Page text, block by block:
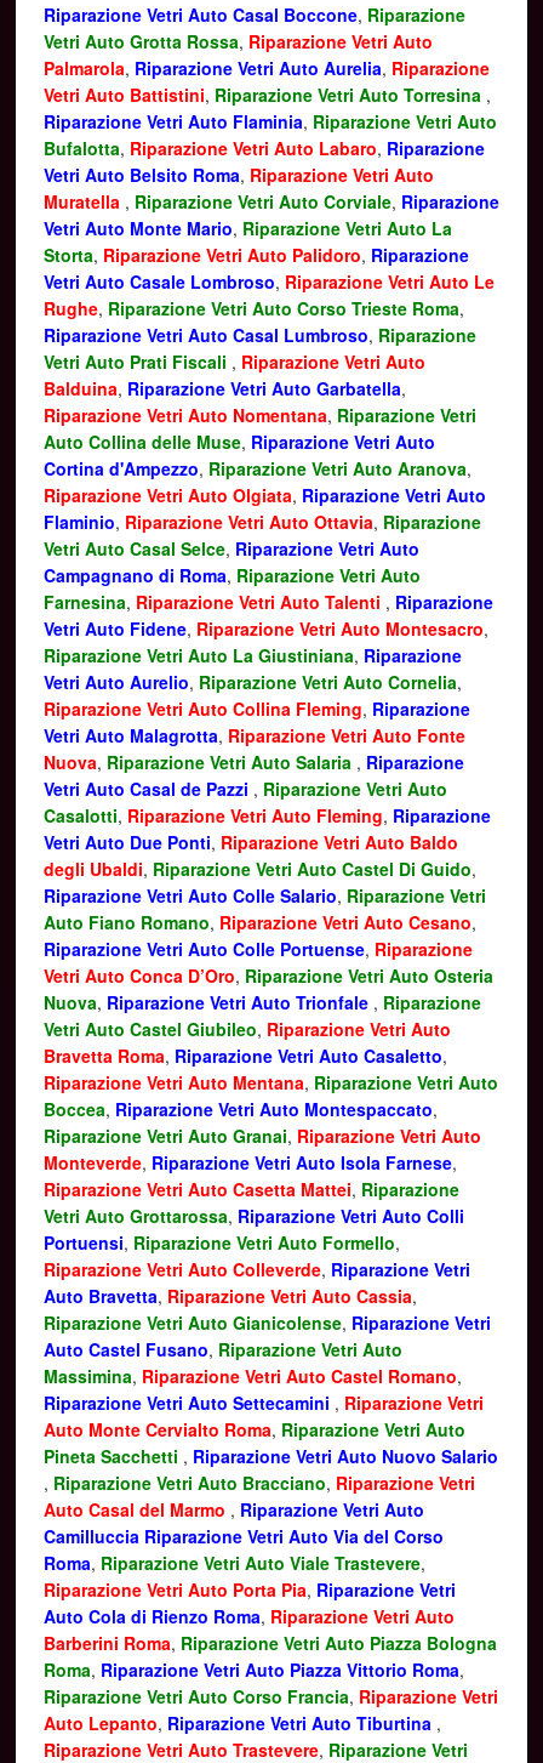
Riparazione Vetri Auto Casal Boccone, Riparazione
Vetri Auto Grotta Rossa, Riparazione Vetri Auto
Palmarola, Riparazione Vetri Auto Aurelia, Riparazione
Vetri Auto Battistini, Riparazione Vetri Auto Torresina ,
Riparazione Vetri Auto Flaminia, Riparazione Vetri Auto
Bufalotta, Riparazione Vetri Auto Labaro, Riparazione
Vetri Auto Belsito Roma, Riparazione Vetri Auto
Muratella , Riparazione Vetri Auto Corviale, Riparazione
Vetri Auto Monte Mario, Riparazione Vetri Auto La
Storta, Riparazione Vetri Auto Palidoro, Riparazione
Vetri Auto Casale Lombroso, Riparazione Vetri Auto Le
Rughe, Riparazione Vetri Auto Corso Trieste Roma,
Riparazione Vetri Auto Casal Lumbroso, Riparazione
Vetri Auto Prati Fiscali , Riparazione Vetri Auto
Balduina, Riparazione Vetri Auto Garbatella,
Riparazione Vetri Auto Nomentana, Riparazione Vetri
Auto Collina delle Muse, Riparazione Vetri Auto
Cortina d'Ampezzo, Riparazione Vetri Auto Aranova,
Riparazione Vetri Auto Olgiata, Riparazione Vetri Auto
Flaminio, Riparazione Vetri Auto Ottavia, Riparazione
Vetri Auto Casal Selce, Riparazione Vetri Auto
Campagnano di Roma, Riparazione Vetri Auto
Farnesina, Riparazione Vetri Auto Talenti , Riparazione
Vetri Auto Fidene, Riparazione Vetri Auto Montesacro,
Riparazione Vetri Auto La Giustiniana, Riparazione
Vetri Auto Aurelio, Riparazione Vetri Auto Cornelia,
Riparazione Vetri Auto Collina Fleming, Riparazione
Vetri Auto Malagrotta, Riparazione Vetri Auto Fonte
Nuova, Riparazione Vetri Auto Salaria , Riparazione
Vetri Auto Casal de Pazzi , Riparazione Vetri Auto
Casalotti, Riparazione Vetri Auto Fleming, Riparazione
Vetri Auto Due Ponti, Riparazione Vetri Auto Baldo
degli Ubaldi, Riparazione Vetri Auto Castel Di Guido,
Riparazione Vetri Auto Colle Salario, Riparazione Vetri
Auto Fiano Romano, Riparazione Vetri Auto Cesano,
Riparazione Vetri Auto Colle Portuense, Riparazione
Vetri Auto Conca D’Oro, Riparazione Vetri Auto Osteria
Nuova, Riparazione Vetri Auto Trionfale , Riparazione
Vetri Auto Castel Giubileo, Riparazione Vetri Auto
Bravetta Roma, Riparazione Vetri Auto Casaletto,
Riparazione Vetri Auto Mentana, Riparazione Vetri Auto
Boccea, Riparazione Vetri Auto Montespaccato,
Riparazione Vetri Auto Granai, Riparazione Vetri Auto
Monteverde, Riparazione Vetri Auto Isola Farnese,
Riparazione Vetri Auto Casetta Mattei, Riparazione
Vetri Auto Grottarossa, Riparazione Vetri Auto Colli
Portuensi, Riparazione Vetri Auto Formello,
Riparazione Vetri Auto Colleverde, Riparazione Vetri
Auto Bravetta, Riparazione Vetri Auto Cassia,
Riparazione Vetri Auto Gianicolense, Riparazione Vetri
Auto Castel Fusano, Riparazione Vetri Auto
Massimina, Riparazione Vetri Auto Castel Romano,
Riparazione Vetri Auto Settecamini , Riparazione Vetri
Auto Monte Cervialto Roma, Riparazione Vetri Auto
Pineta Sacchetti , Riparazione Vetri Auto Nuovo Salario
, Riparazione Vetri Auto Bracciano, Riparazione Vetri
Auto Casal del Marmo , Riparazione Vetri Auto
Camilluccia Riparazione Vetri Auto Via del Corso
Roma, Riparazione Vetri Auto Viale Trastevere,
Riparazione Vetri Auto Porta Pia, Riparazione Vetri
Auto Cola di Rienzo Roma, Riparazione Vetri Auto
Barberini Roma, Riparazione Vetri Auto Piazza Bologna
Roma, Riparazione Vetri Auto Piazza Vittorio Roma,
Riparazione Vetri Auto Corso Francia, Riparazione Vetri
Auto Lepanto, Riparazione Vetri Auto Tiburtina ,
Riparazione Vetri Auto Trastevere, Riparazione Vetri